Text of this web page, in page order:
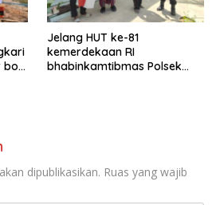
bor
Jelang HUT ke-81
kemerdekaan RI
bhabinkamtibmas Polsek
dipublikasikan. Ruas yang wajib